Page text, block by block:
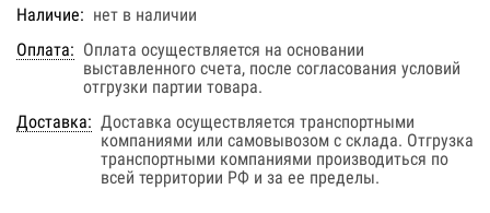
Наличие: нет в наличии
Оплата: Оплата осуществляется на основании
выставленного счета, после согласования условий
отгрузки партии товара.
Доставка: Доставка осуществляется транспортными
компаниями или самовывозом с склада. Отгрузка
транспортными компаниями производиться по
всей территории РФ и за ее пределы.